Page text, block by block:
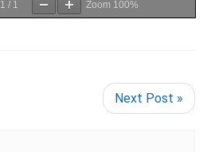
1 / 1 Zoom 100%
Next Post »